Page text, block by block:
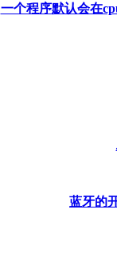
一个程序默认会在
蓝牙的